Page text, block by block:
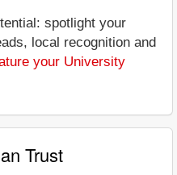
spotlight your
local recognition and
your University
Trust